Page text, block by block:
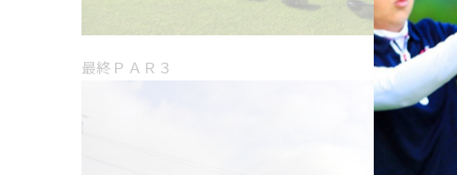
最終ＰＡＲ３